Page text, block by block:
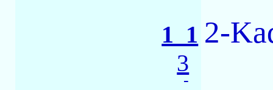
1_1
3
-
2-